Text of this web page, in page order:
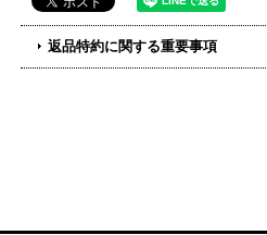
返品特約に関する重要事項